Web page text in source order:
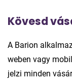
Kövesd
A Barion
weben vagy
jelzi minden